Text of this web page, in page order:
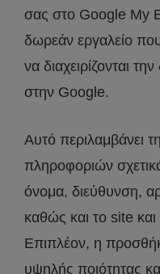
σας στο Google My
δωρεάν εργαλείο που
να διαχειρίζονται
στην Google.
Αυτό περιλαμβάνει
πληροφοριών
όνομα, διεύθυνση,
καθώς και το site και
Επιπλέον, η
υψηλής ποιότητας